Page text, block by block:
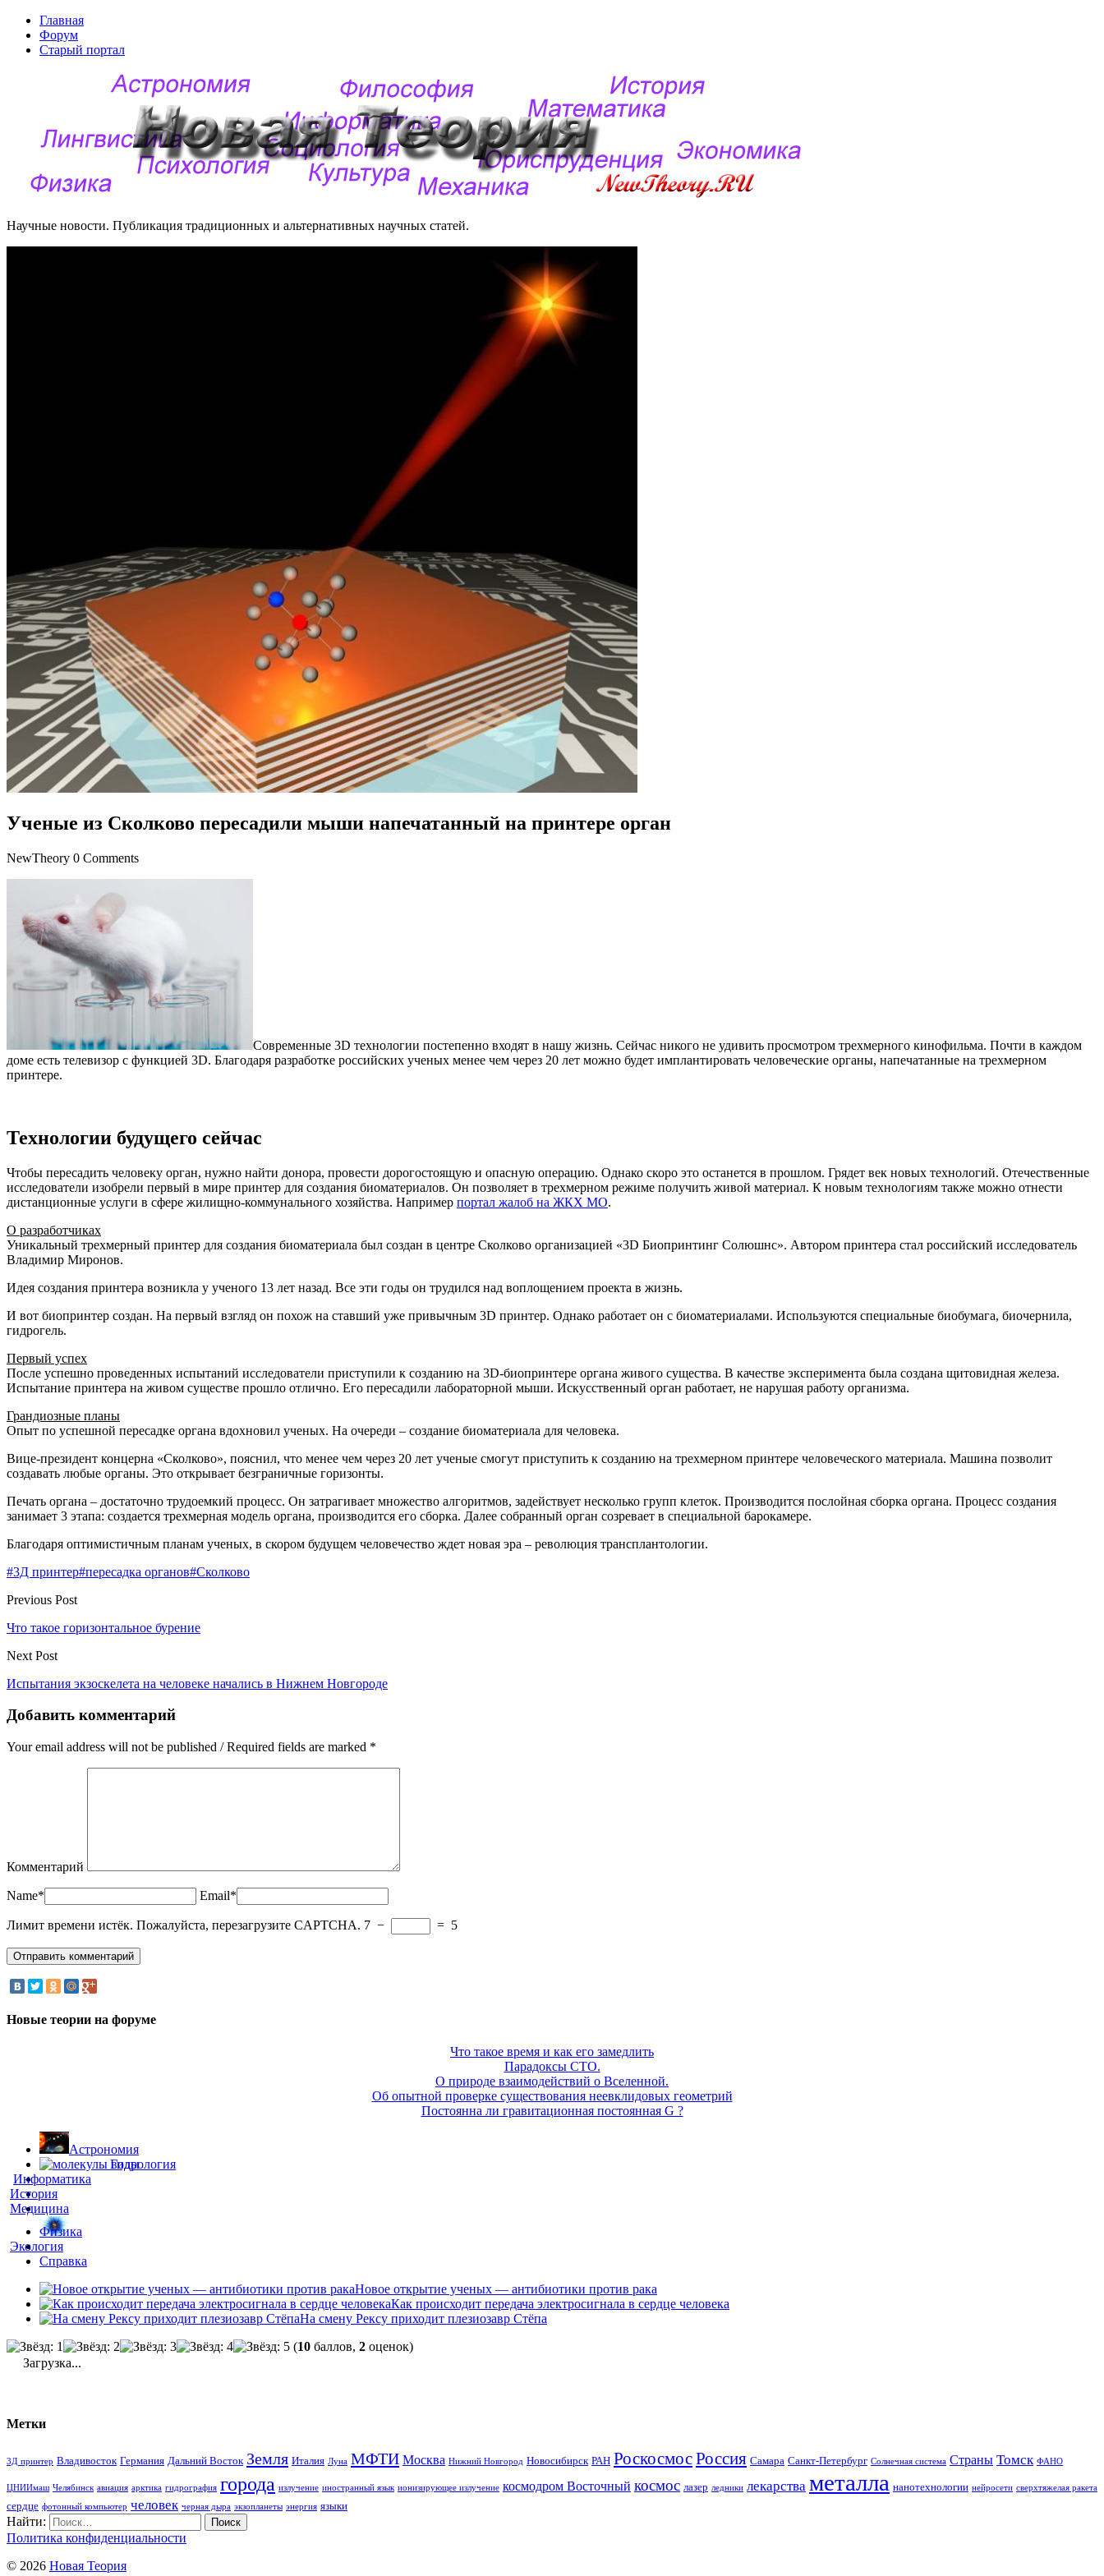
Главная
Форум
Старый портал
Научные новости. Публикация традиционных и альтернативных научных статей.
Ученые из Сколково пересадили мыши напечатанный на принтере орган
NewTheory 0 Comments
Современные 3D технологии постепенно входят в нашу жизнь. Сейчас никого не удивить просмотром трехмерного кинофильма. Почти в каждом
доме есть телевизор с функцией 3D. Благодаря разработке российских ученых менее чем через 20 лет можно будет имплантировать человеческие органы, напечатанные на трехмерном
принтере.
Технологии будущего сейчас
Чтобы пересадить человеку орган, нужно найти донора, провести дорогостоящую и опасную операцию. Однако скоро это останется в прошлом. Грядет век новых технологий. Отечественные
исследователи изобрели первый в мире принтер для создания биоматериалов. Он позволяет в трехмерном режиме получить живой материал. К новым технологиям также можно отнести
дистанционные услуги в сфере жилищно-коммунального хозяйства. Например портал жалоб на ЖКХ МО.
О разработчиках
Уникальный трехмерный принтер для создания биоматериала был создан в центре Сколково организацией «3D Биопринтинг Солюшнс». Автором принтера стал российский исследователь
Владимир Миронов.
Идея создания принтера возникла у ученого 13 лет назад. Все эти годы он трудился над воплощением проекта в жизнь.
И вот биопринтер создан. На первый взгляд он похож на ставший уже привычным 3D принтер. Однако работает он с биоматериалами. Используются специальные биобумага, биочернила,
гидрогель.
Первый успех
После успешно проведенных испытаний исследователи приступили к созданию на 3D-биопринтере органа живого существа. В качестве эксперимента была создана щитовидная железа.
Испытание принтера на живом существе прошло отлично. Его пересадили лабораторной мыши. Искусственный орган работает, не нарушая работу организма.
Грандиозные планы
Опыт по успешной пересадке органа вдохновил ученых. На очереди – создание биоматериала для человека.
Вице-президент концерна «Сколково», пояснил, что менее чем через 20 лет ученые смогут приступить к созданию на трехмерном принтере человеческого материала. Машина позволит
создавать любые органы. Это открывает безграничные горизонты.
Печать органа – достаточно трудоемкий процесс. Он затрагивает множество алгоритмов, задействует несколько групп клеток. Производится послойная сборка органа. Процесс создания
занимает 3 этапа: создается трехмерная модель органа, производится его сборка. Далее собранный орган созревает в специальной барокамере.
Благодаря оптимистичным планам ученых, в скором будущем человечество ждет новая эра – революция трансплантологии.
#3Д принтер#пересадка органов#Сколково
Previous Post
Что такое горизонтальное бурение
Next Post
Испытания экзоскелета на человеке начались в Нижнем Новгороде
Добавить комментарий
Your email address will not be published / Required fields are marked *
Комментарий
Name* Email*
Лимит времени истёк. Пожалуйста, перезагрузите CAPTCHA. 7 − = 5
Новые теории на форуме
Что такое время и как его замедлить
Парадоксы СТО.
О природе взаимодействий о Вселенной.
Об опытной проверке существования неевклидовых геометрий
Постоянна ли гравитационная постоянная G ?
Астрономия
Гидрология
Информатика
История
Медицина
Физика
Экология
Справка
Новое открытие ученых — антибиотики против рака
Как происходит передача электросигнала в сердце человека
На смену Рексу приходит плезиозавр Стёпа
(10 баллов, 2 оценок)
Загрузка...
Метки
3Д принтер Владивосток Германия Дальний Восток Земля Италия Луна МФТИ Москва Нижний Новгород Новосибирск РАН РоскосмосРоссия Самара Санкт-Петербург Солнечная система Страны Томск ФАНО
ЦНИИмаш Челябинск авиация арктика гидрография города излучение иностранный язык ионизирующее излучение космодром Восточный космос лазер ледники лекарства металла нанотехнологии нейросети сверхтяжелая ракета
сердце фотонный компьютер человек черная дыра экзопланеты энергия языки
Найти:
Политика конфиденциальности
© 2026 Новая Теория